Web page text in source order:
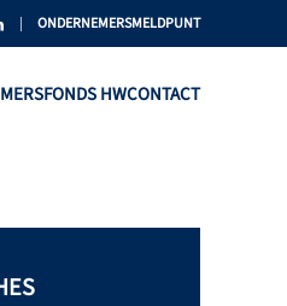
| ONDERNEMERSMELDPUNT
HWCONTACT